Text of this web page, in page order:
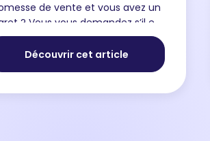
de vente et vous avez un
? Vous vous demandez s’il est
de changer d’acquéreur
avoir signé un avant-contrat
vente avec un premier a...
Découvrir cet article